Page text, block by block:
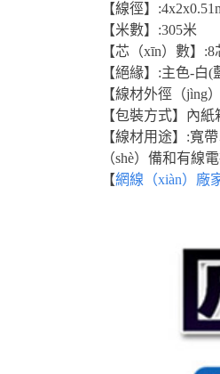
【線徑】
【米數】:305米
【芯（xīn）數】:8
【絕緣】:主色-白
【線材外徑（jìng
【包裝方式】內
【線材用途】:寬
（shè）備和有線
【網線（xiàn）廠